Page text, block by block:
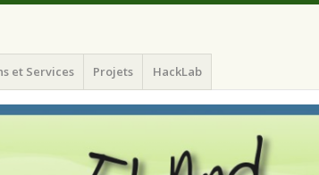
Libre en Ardenne)
et Services Projets HackLab